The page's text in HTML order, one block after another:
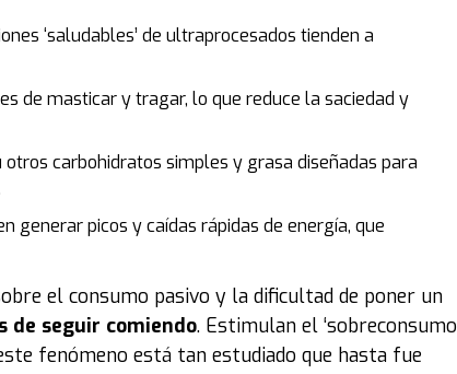
‘saludables’ de ultraprocesados tienden a
de masticar y tragar, lo que reduce la saciedad y
otros carbohidratos simples y grasa diseñadas para
generar picos y caídas rápidas de energía, que
el consumo pasivo y la dificultad de poner un
de seguir comiendo. Estimulan el ‘sobreconsumo
fenómeno está tan estudiado que hasta fue